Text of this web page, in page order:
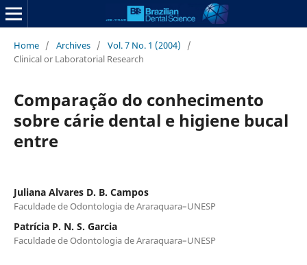
Home / Archives / Vol. 7 No. 1 (2004)
/
Clinical or Laboratorial Research
Comparação do conhecimento
sobre cárie dental e higiene bucal
entre
Juliana Alvares D. B. Campos
Faculdade de Odontologia de Araraquara–UNESP
Patrícia P. N. S. Garcia
Faculdade de Odontologia de Araraquara–UNESP